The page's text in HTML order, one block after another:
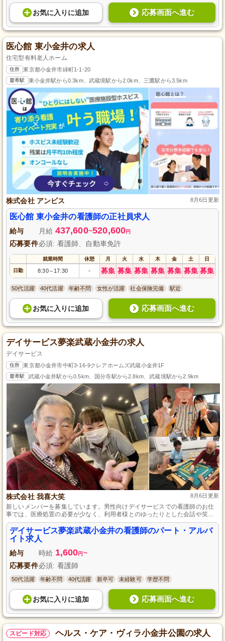
お気に入り に追加 応募画面へ進む
医心館 東小金井の求人
住宅型有料老人ホーム
住所 東京都小金井市緑町1-1-20
最寄駅 東小金井駅から0.3km、武蔵境駅から2.0km、三鷹駅から3.5km
株式会社 アンビス 8月6日更新
医心館 東小金井の看護師の正社員求人
給与 月給 437,600~520,600円
応募要件必須: 看護師、自動車免許
就業時間 休憩 月 火 水 木 金 土 日
日勤 8:30～ 17:30 - 募集 募集 募集 募集 募集 募集 募集
50代活躍 40代活躍 年齢不問 女性が活躍 社会保険完備 駅近
お気に入り に追加 応募画面へ進む
デイサービス夢楽武蔵小金井の求人
デイサービス
住所 東京都小金井市中町3-16-9クレアホームズ武蔵小金井1F
最寄駅 武蔵小金井駅から0.5km、国分寺駅から2.8km、武蔵境駅から2.9km
株式会社 我喜大笑 8月6日更新
新しいメンバーを募集しています。男性向けデイサービスでの看護師のお仕
事では、医療処置の必要が少なく、利用者様とのゆったりとした会話や笑顔
でのコミュニケーションを大切にしています。小金井市に位置する当施設
は、囲碁や麻雀などの楽しい娯楽コンテンツが豊富で、利用者様に生きがい
を提供する場として認知されています。充実した福利厚生や研修制度も整っ
ており、長く安定して働ける環境です。
デイサービス夢楽武蔵小金井の看護師のパート・アルバ
イト求人
給与 時給 1,600円 ~
応募要件必須: 看護師
50代活躍 年齢不問 40代活躍 新卒可 未経験可 学歴不問
お気に入り に追加 応募画面へ進む
スピード対応 ヘルス・ケア・ヴィラ小金井公園の求人